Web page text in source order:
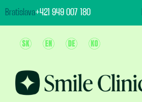
content
Bratislava+421 949 007 180